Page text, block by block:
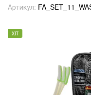
Артикул:
ХІТ